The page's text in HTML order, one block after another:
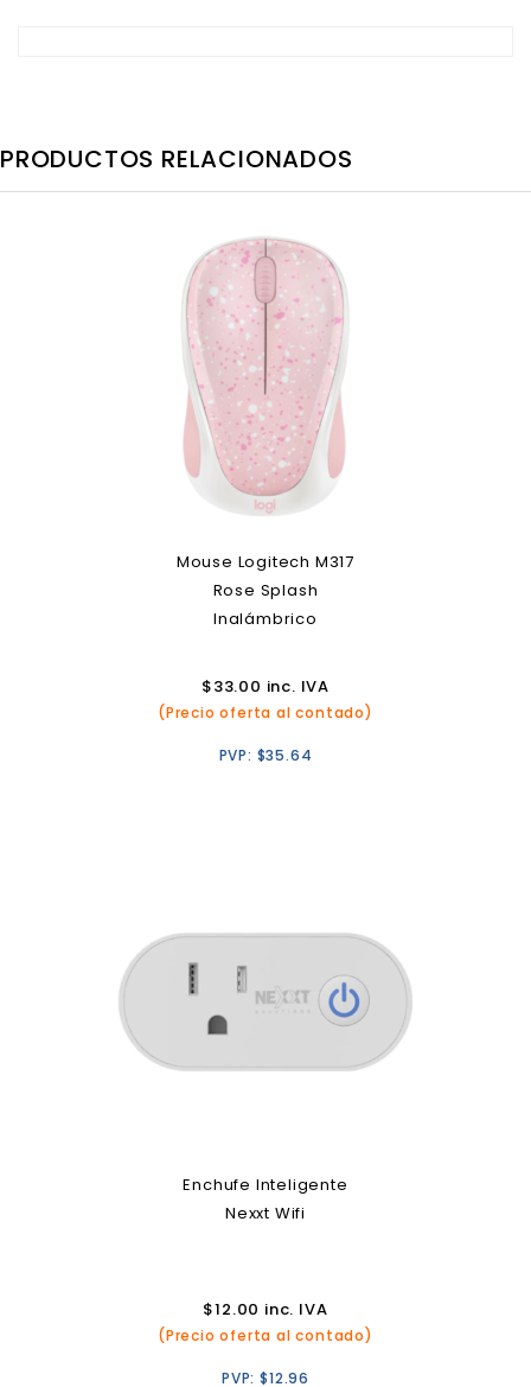
PRODUCTOS RELACIONADOS
Mouse Logitech M317
Rose Splash
Inalámbrico
$33.00 inc. IVA
(Precio oferta al contado)
PVP: $35.64
Enchufe Inteligente
Nexxt Wifi
$12.00 inc. IVA
(Precio oferta al contado)
PVP:$12.96